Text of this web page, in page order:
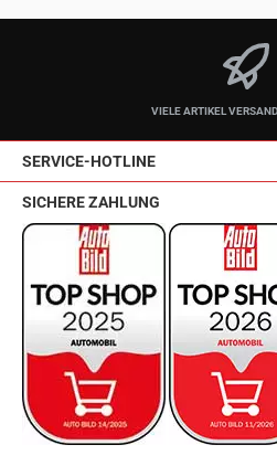
VIELE ARTIKEL
SERVICE-HOTLINE
SICHERE ZAHLUNG